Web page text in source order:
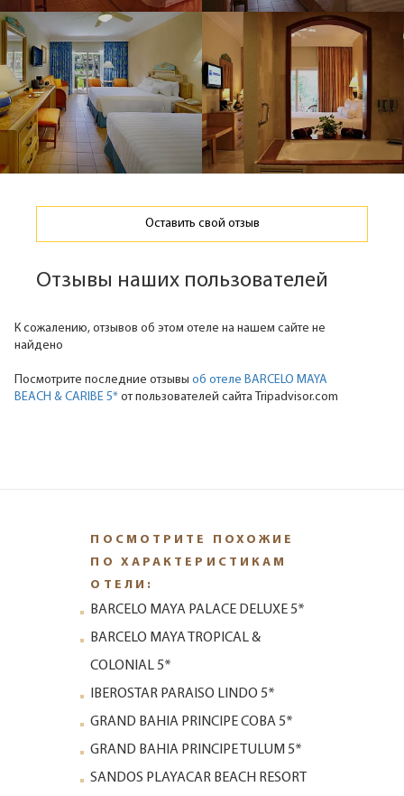
Оставить свой отзыв
Отзывы наших пользователей
К сожалению, отзывов об этом отеле на нашем сайте не
найдено
Посмотрите последние отзывы об отеле BARCELO MAYA
BEACH & CARIBE 5* от пользователей сайта Tripadvisor.com
ПОСМОТРИТЕ ПОХОЖИЕ
ПО ХАРАКТЕРИСТИКАМ
ОТЕЛИ:
BARCELO MAYA PALACE DELUXE 5*
BARCELO MAYA TROPICAL &
COLONIAL 5*
IBEROSTAR PARAISO LINDO 5*
GRAND BAHIA PRINCIPE COBA 5*
GRAND BAHIA PRINCIPE TULUM 5*
SANDOS PLAYACAR BEACH RESORT